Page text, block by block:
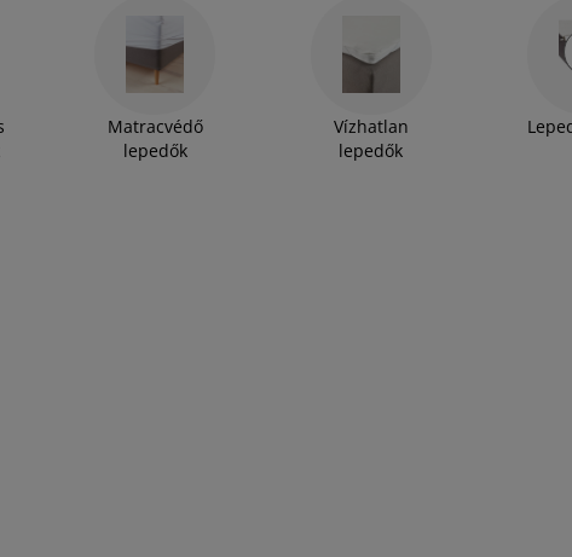
Matracvédő
lepedők
Vízhatlan
lepedők